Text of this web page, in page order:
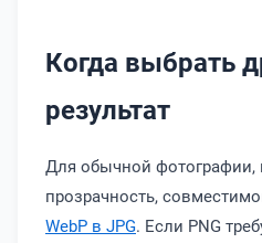
Когда выбрать
результат
Для обычной фотографии,
прозрачность,
WebP в JPG. Если PNG